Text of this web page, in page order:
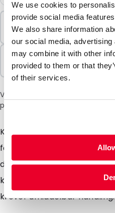
We use cookies to
provide social media
We also share information
our social media,
may combine it with other
provided to them or that
of their services.
Minimumsbestilling
100 Enheter
Selges i pakker
100 Enheter
Vær oppmerksom på: et tillegg
på grunn av den nåværende
Konvolutt spesielt utviklet
forsendelse/transport av
dokumenter. Manipulering
konvolutten (uautorisert
krever umiddelbar handling.